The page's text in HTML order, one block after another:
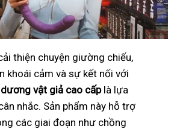
thiện chuyện giường chiếu,
khoái cảm và sự kết nối với
dương vật giả cao cấplà lựa
nhắc. Sản phẩm này hỗ trợ
các giai đoạn như chồng